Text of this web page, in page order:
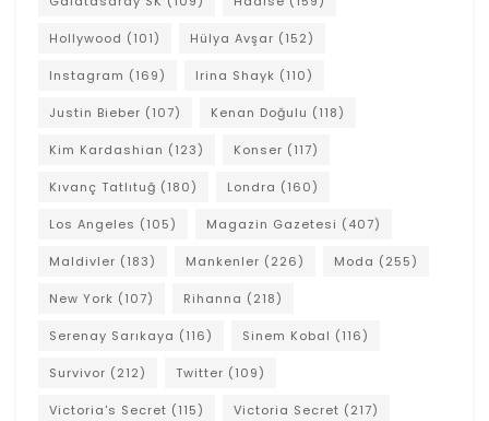
Hollywood (101) Hülya Avşar (152)
Instagram (169) Irina Shayk (110)
Justin Bieber (107) Kenan Doğulu (118)
Kim Kardashian (123) Konser (117)
Kıvanç Tatlıtuğ (180) Londra (160)
Los Angeles (105) Magazin Gazetesi (407)
Maldivler (183) Mankenler (226) Moda (255)
New York (107) Rihanna (218)
Serenay Sarıkaya (116) Sinem Kobal (116)
Survivor (212) Twitter (109)
Victoria's Secret (115) Victoria Secret (217)